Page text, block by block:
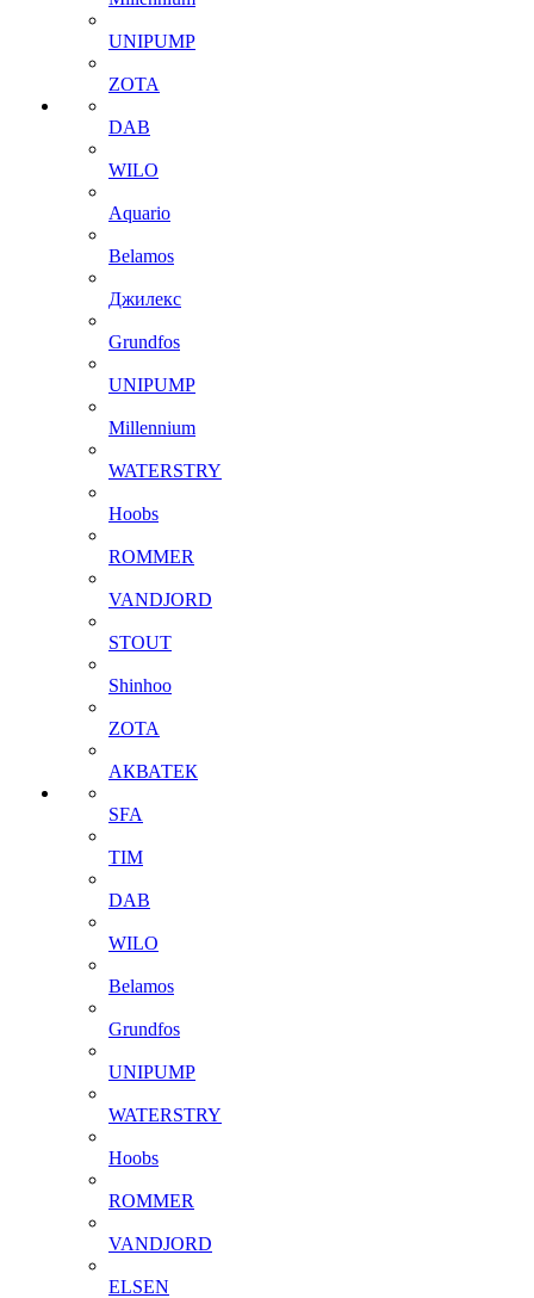
UNIPUMP
ZOTA
DAB
WILO
Aquario
Belamos
Джилекс
Grundfos
UNIPUMP
Millennium
WATERSTRY
Hoobs
ROMMER
VANDJORD
STOUT
Shinhoo
ZOTA
АКВАТЕК
SFA
TIM
DAB
WILO
Belamos
Grundfos
UNIPUMP
WATERSTRY
Hoobs
ROMMER
VANDJORD
ELSEN